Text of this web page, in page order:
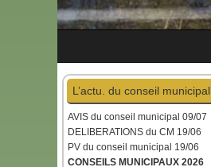
L’actu. du conseil municipal
AVIS du conseil municipal 09/07
DELIBERATIONS du CM 19/06
PV du conseil municipal 19/06
CONSEILS MUNICIPAUX 2026